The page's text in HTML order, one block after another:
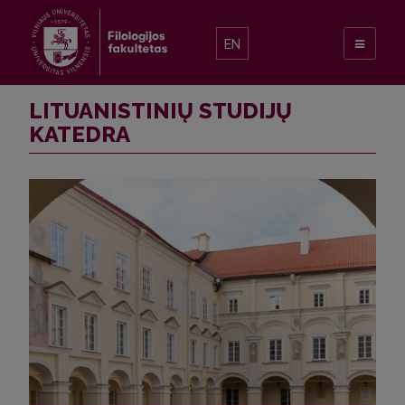
EN
LITUANISTINIŲ STUDIJŲ
KATEDRA